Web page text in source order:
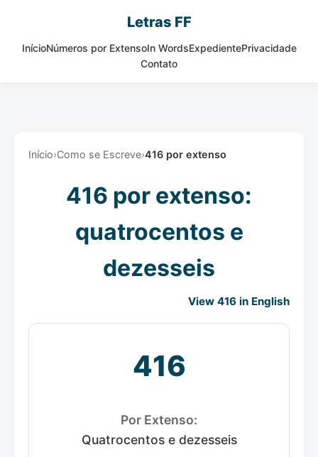
Letras FF
InícioNúmeros por ExtensoIn WordsExpedientePrivacidade
Contato
Início›Como se Escreve›416 por extenso
416 por extenso:
quatrocentos e
dezesseis
View 416 in English
416
Por Extenso:
Quatrocentos e dezesseis